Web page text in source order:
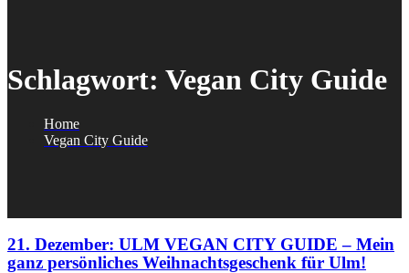
Schlagwort: Vegan City Guide
Home
Vegan City Guide
21. Dezember: ULM VEGAN CITY GUIDE – Mein
ganz persönliches Weihnachtsgeschenk für Ulm!